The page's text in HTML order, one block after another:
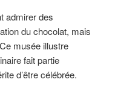
admirer des
du chocolat, mais
musée illustre
fait partie
d’être célébrée.